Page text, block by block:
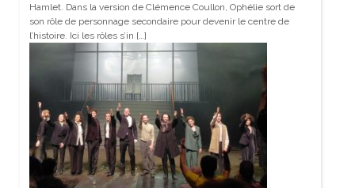
Hamlet. Dans la version de Clémence Coullon, Ophélie sort de
son rôle de personnage secondaire pour devenir le centre de
l’histoire. Ici les rôles s’in […]